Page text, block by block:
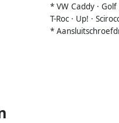
* VW Caddy · Golf
T-Roc · Up! ·
*